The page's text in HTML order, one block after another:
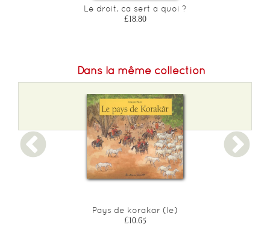
Le droit, ca sert a quoi ?
£18.80
Dans la même collection
Pays de korakar (le)
£10.65